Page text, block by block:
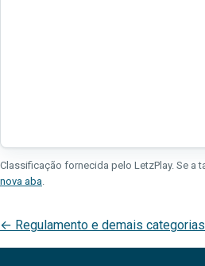
Classificação fornecida pelo LetzPlay. Se a
nova aba.
← Regulamento e demais categorias